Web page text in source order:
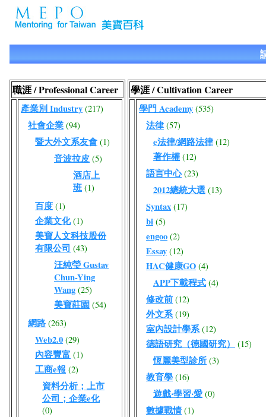
職涯 / Professional Career
產業別 Industry (217)
社會企業 (94)
暨大外文系友會 (1)
音波拉皮 (5)
酒店上
班 (1)
百度 (1)
企業文化 (1)
美寶人文科技股份
有限公司 (43)
汪純瑩 Gustav
Chun-Ying
Wang (25)
美寶莊園 (54)
網路 (263)
Web2.0 (29)
內容豐富 (1)
工商e報 (2)
資料分析；上市
公司；企業e化
(0)
學涯 / Cultivation Career
學門 Academy (535)
法律 (57)
e法律/網路法律 (12)
著作權 (12)
語言中心 (23)
2012總統大選 (13)
Syntax (17)
bi (5)
engoo (2)
Essay (12)
HAC健康GO (4)
APP下載程式 (4)
修改前 (12)
外文系 (19)
室內設計學系 (12)
德語研究（德國研究） (15)
恆麗美型診所 (3)
教育學 (16)
遊戲‧學習‧愛 (0)
數據戰情 (1)